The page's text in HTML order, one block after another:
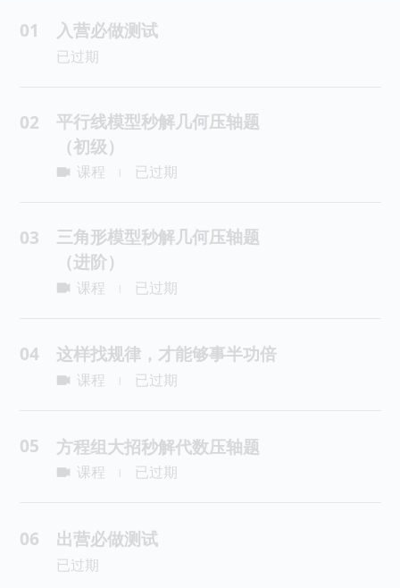
01 入营必做测试
已过期
02
平行线模型秒解几何压轴题
（初级）
课程 已过期
03
三角形模型秒解几何压轴题
（进阶）
课程 已过期
04 这样找规律，才能够事半功倍
课程 已过期
05 方程组大招秒解代数压轴题
课程 已过期
06 出营必做测试
已过期